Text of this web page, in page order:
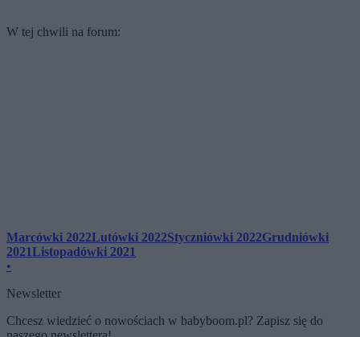
W tej chwili na forum:
Marcówki 2022Lutówki 2022Styczniówki 2022Grudniówki
2021Listopadówki 2021
•
Newsletter
Chcesz wiedzieć o nowościach w babyboom.pl? Zapisz się do